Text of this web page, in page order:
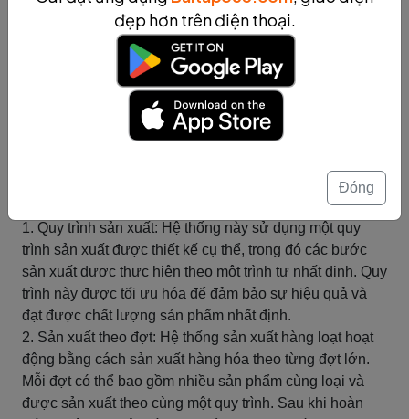
Hệ thống sản xuất hàng loạt
Hệ thống sản xuất hàng loạt là một loại hệ thống sản
xuất trong công nghiệp, được sử dụng để sản xuất hàng
hóa theo các đợt lớn, đồng thời và có quy trình sản xuất
cụ thể. Đây là một phương pháp phổ biến trong việc sản
xuất các sản phẩm đồng nhất, như ô tô, điện tử, đồ gia
Đặc điểm chính của hệ thống sản xuất hàng loạt bao
1. Quy trình sản xuất: Hệ thống này sử dụng một quy
trình sản xuất được thiết kế cụ thể, trong đó các bước
sản xuất được thực hiện theo một trình tự nhất định. Quy
trình này được tối ưu hóa để đảm bảo sự hiệu quả và
đạt được chất lượng sản phẩm nhất định.
2. Sản xuất theo đợt: Hệ thống sản xuất hàng loạt hoạt
động bằng cách sản xuất hàng hóa theo từng đợt lớn.
Mỗi đợt có thể bao gồm nhiều sản phẩm cùng loại và
được sản xuất theo cùng một quy trình. Sau khi hoàn
đẹp hơn trên điện thoại.
Đóng